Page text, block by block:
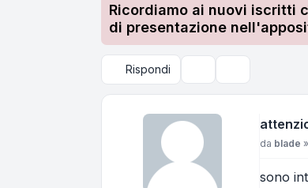
Ricordiamo ai nuovi iscritti
di presentazione
Rispondi
da blade »
sono